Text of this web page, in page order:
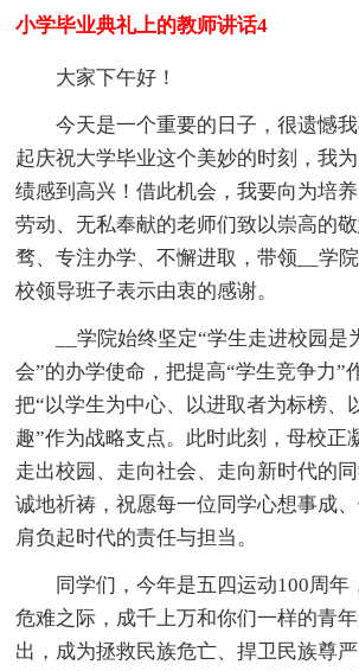
小学毕业典礼上的教师讲话4
大家下午好！
今天是一个重要的日子，很遗憾我
起庆祝大学毕业这个美妙的时刻，我
绩感到高兴！借此机会，我要向为培
劳动、无私奉献的老师们致以崇高的
骛、专注办学、不懈进取，带领__学
校领导班子表示由衷的感谢。
__学院始终坚定“学生走进校园是
会”的办学使命，把提高“学生竞争力”
把“以学生为中心、以进取者为标榜、
趣”作为战略支点。此时此刻，母校正
走出校园、走向社会、走向新时代的
诚地祈祷，祝愿每一位同学心想事成
肩负起时代的责任与担当。
同学们，今年是五四运动100周年
危难之际，成千上万和你们一样的青
出，成为拯救民族危亡、捍卫民族尊